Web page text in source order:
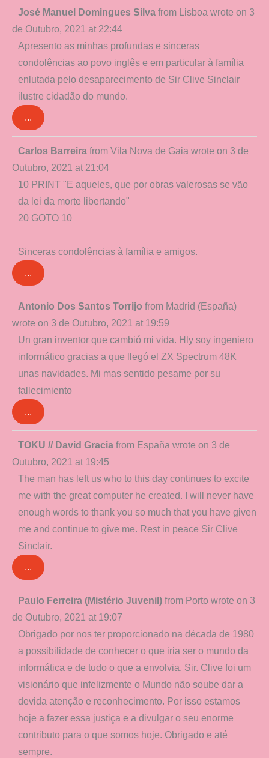
José Manuel Domingues Silva from Lisboa wrote on 3
de Outubro, 2021 at 22:44
Apresento as minhas profundas e sinceras
condolências ao povo inglês e em particular à família
enlutada pelo desaparecimento de Sir Clive Sinclair
ilustre cidadão do mundo.
...
Toggle
Carlos Barreira from Vila Nova de Gaia wrote on 3 de
Outubro, 2021 at 21:04
10 PRINT "E aqueles, que por obras valerosas se vão
da lei da morte libertando"
20 GOTO 10
Sinceras condolências à família e amigos.
...
Toggle
this
metabox.
Antonio Dos Santos Torrijo from Madrid (España)
wrote on 3 de Outubro, 2021 at 19:59
Un gran inventor que cambió mi vida. Hly soy ingeniero
informático gracias a que llegó el ZX Spectrum 48K
unas navidades. Mi mas sentido pesame por su
fallecimiento
...
Toggle
metabox.
TOKU // David Gracia from España wrote on 3 de
Outubro, 2021 at 19:45
The man has left us who to this day continues to excite
me with the great computer he created. I will never have
enough words to thank you so much that you have given
me and continue to give me. Rest in peace Sir Clive
Sinclair.
...
Toggle
this
metabox.
Paulo Ferreira (Mistério Juvenil) from Porto wrote on 3
de Outubro, 2021 at 19:07
Obrigado por nos ter proporcionado na década de 1980
a possibilidade de conhecer o que iria ser o mundo da
informática e de tudo o que a envolvia. Sir. Clive foi um
visionário que infelizmente o Mundo não soube dar a
devida atenção e reconhecimento. Por isso estamos
hoje a fazer essa justiça e a divulgar o seu enorme
contributo para o que somos hoje. Obrigado e até
sempre.
Toggle
metabox.